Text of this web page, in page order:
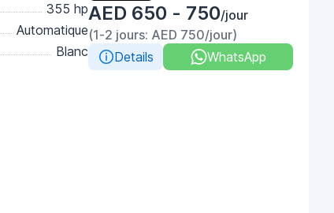
355 hp
Automatique
Blanc
AED 650 - 750/jour
(1-2 jours: AED 750/jour)
Details
WhatsApp